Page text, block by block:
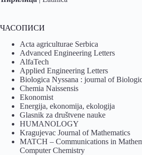
ЧАСОПИСИ
Acta agriculturae Serbica
Advanced Engineering Letters
AlfaTech
Applied Engineering Letters
Biologica Nyssana : journal of
Chemia Naissensis
Ekonomist
Energija, ekonomija, ekologija
Glasnik za društvene nauke
HUMANOLOGY
Kragujevac Journal of Mathematics
MATCH – Communications in
Computer Chemistry